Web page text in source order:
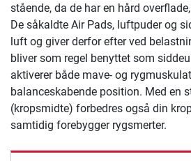
stående, da de har en hård
De såkaldte Air Pads, luftpuder og
luft og giver derfor efter ved
bliver som regel benyttet som
aktiverer både mave- og
balanceskabende position. Med en
(kropsmidte) forbedres også din
samtidig forebygger rygsmerter.